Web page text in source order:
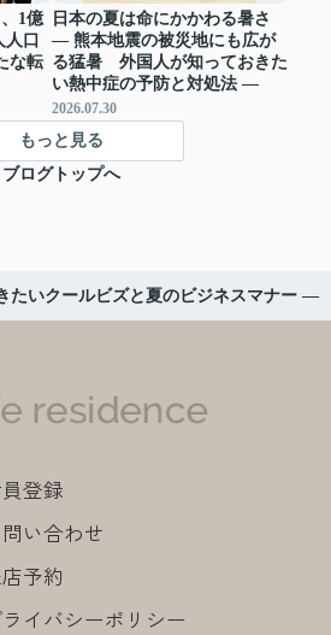
1億
口
な転
日本の夏は命にかかわる暑さ
― 熊本地震の被災地にも広が
る猛暑 外国人が知っておきた
い熱中症の予防と対処法 ―
2026.07.30
もっと見る
ブログトップへ
たいクールビズと夏のビジネスマナー ―
登録
い合わせ
予約
ライバシーポリシー